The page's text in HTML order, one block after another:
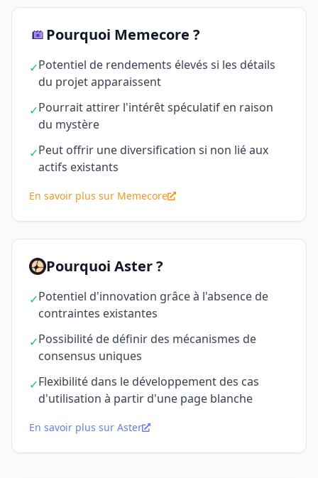
Pourquoi Memecore ?
✓Potentiel de rendements élevés si les détails
du projet apparaissent
✓Pourrait attirer l'intérêt spéculatif en raison
du mystère
✓Peut offrir une diversification si non lié aux
actifs existants
En savoir plus sur Memecore
Pourquoi Aster ?
✓Potentiel d'innovation grâce à l'absence de
contraintes existantes
✓Possibilité de définir des mécanismes de
consensus uniques
✓Flexibilité dans le développement des cas
d'utilisation à partir d'une page blanche
En savoir plus sur Aster